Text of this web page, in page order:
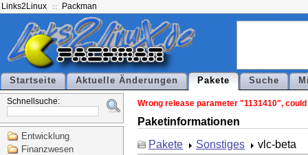
Links2Linux Packman
Startseite Aktuelle Änderungen Pakete Suche
Schnellsuche:
Entwicklung
Finanzwesen
Wrong release parameter "1131410",
Paketinformationen
Pakete
Sonstiges vlc-beta